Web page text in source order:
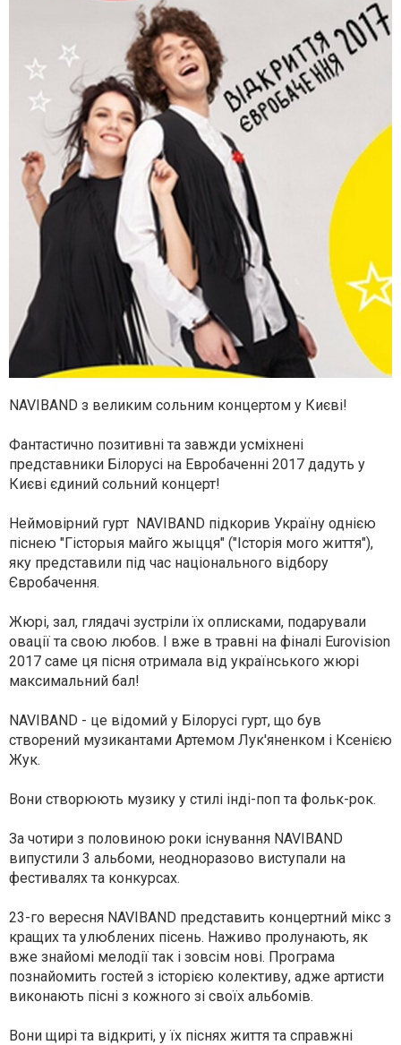
NAVIBAND з великим сольним концертом у Києві!
Фантастично позитивні та завжди усміхнені
представники Білорусі на Евробаченні 2017 дадуть у
Києві єдиний сольний концерт!
Неймовірний гурт NAVIBAND підкорив Україну однією
піснею "Гісторыя майго жыцця" ("Історія мого життя"),
яку представили під час національного відбору
Євробачення.
Жюрі, зал, глядачі зустріли їх оплисками, подарували
овації та свою любов. І вже в травні на фіналі Eurovision
2017 саме ця пісня отримала від українського жюрі
максимальний бал!
NAVIBAND - це відомий у Білорусі гурт, що був
створений музикантами Артемом Лук'яненком і Ксенією
Жук.
Вони створюють музику у стилі інді-поп та фольк-рок.
За чотири з половиною роки існування NAVIBAND
випустили 3 альбоми, неодноразово виступали на
фестивалях та конкурсах.
23-го вересня NAVIBAND представить концертний мікс з
кращих та улюблених пісень. Наживо пролунають, як
вже знайомі мелодії так і зовсім нові. Програма
познайомить гостей з історією колективу, адже артисти
виконають пісні з кожного зі своїх альбомів.
Вони щирі та відкриті, у їх піснях життя та справжні